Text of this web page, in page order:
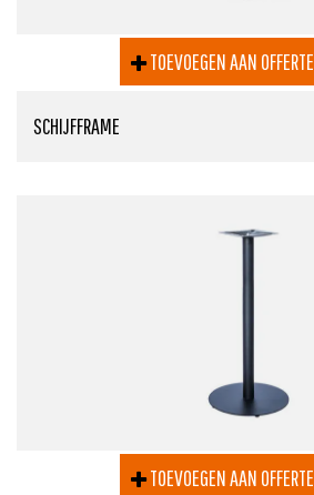
TOEVOEGEN AAN OFFERTE
SCHIJFFRAME
TOEVOEGEN AAN OFFERTE